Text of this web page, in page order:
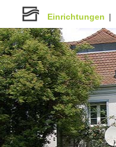
Einrichtungen |